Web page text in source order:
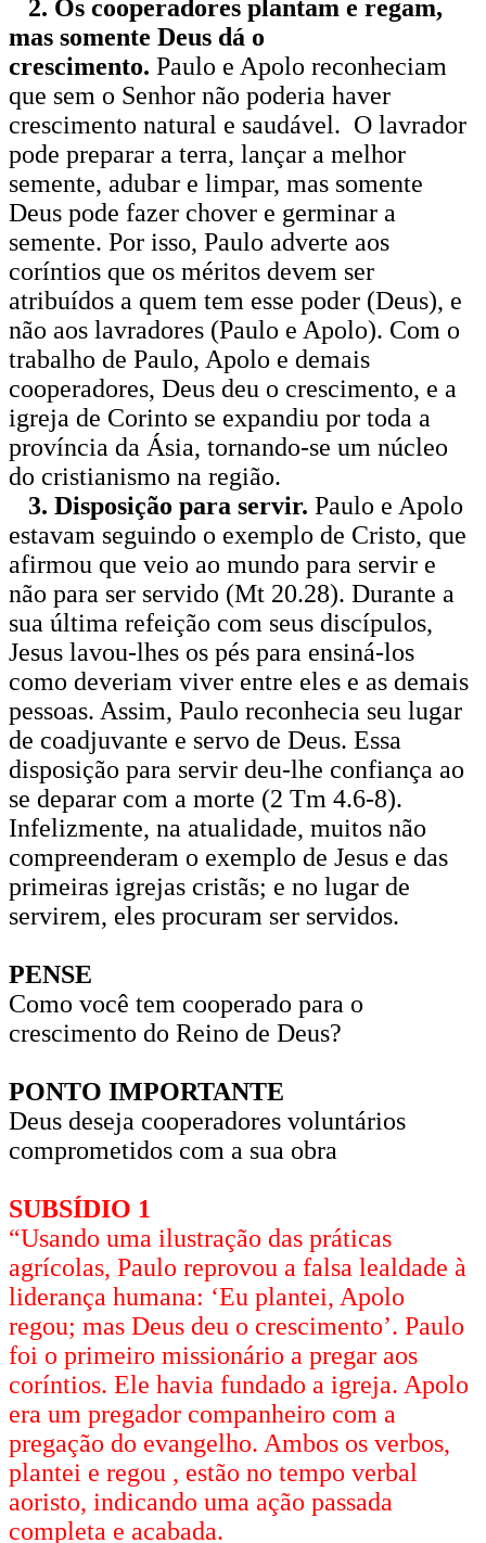
2. Os cooperadores plantam e regam,
mas somente Deus dá o
crescimento. Paulo e Apolo reconheciam
que sem o Senhor não poderia haver
crescimento natural e saudável. O lavrador
pode preparar a terra, lançar a melhor
semente, adubar e limpar, mas somente
Deus pode fazer chover e germinar a
semente. Por isso, Paulo adverte aos
coríntios que os méritos devem ser
atribuídos a quem tem esse poder (Deus), e
não aos lavradores (Paulo e Apolo). Com o
trabalho de Paulo, Apolo e demais
cooperadores, Deus deu o crescimento, e a
igreja de Corinto se expandiu por toda a
província da Ásia, tornando-se um núcleo
do cristianismo na região.
3. Disposição para servir. Paulo e Apolo
estavam seguindo o exemplo de Cristo, que
afirmou que veio ao mundo para servir e
não para ser servido (Mt 20.28). Durante a
sua última refeição com seus discípulos,
Jesus lavou-lhes os pés para ensiná-los
como deveriam viver entre eles e as demais
pessoas. Assim, Paulo reconhecia seu lugar
de coadjuvante e servo de Deus. Essa
disposição para servir deu-lhe confiança ao
se deparar com a morte (2 Tm 4.6-8).
Infelizmente, na atualidade, muitos não
compreenderam o exemplo de Jesus e das
primeiras igrejas cristãs; e no lugar de
servirem, eles procuram ser servidos.
PENSE
Como você tem cooperado para o
crescimento do Reino de Deus?
PONTO IMPORTANTE
Deus deseja cooperadores voluntários
comprometidos com a sua obra
SUBSÍDIO 1
“Usando uma ilustração das práticas
agrícolas, Paulo reprovou a falsa lealdade à
liderança humana: ‘Eu plantei, Apolo
regou; mas Deus deu o crescimento’. Paulo
foi o primeiro missionário a pregar aos
coríntios. Ele havia fundado a igreja. Apolo
era um pregador companheiro com a
pregação do evangelho. Ambos os verbos,
plantei e regou , estão no tempo verbal
aoristo, indicando uma ação passada
completa e acabada.